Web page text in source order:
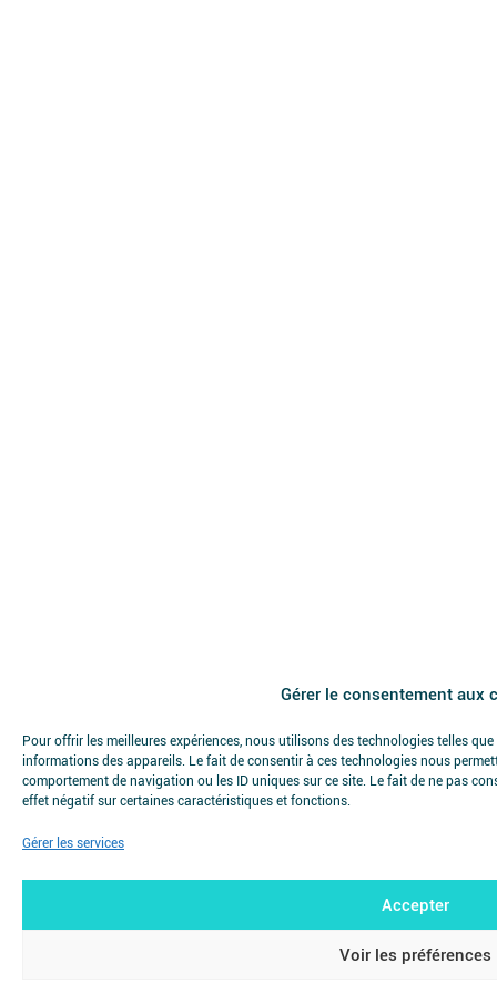
Gérer le consentement aux
Pour offrir les meilleures expériences, nous utilisons des technologies telles
informations des appareils. Le fait de consentir à ces technologies nous
comportement de navigation ou les ID uniques sur ce site. Le fait de ne pas
effet négatif sur certaines caractéristiques et fonctions.
Gérer les services
Accepter
Voir les préférences